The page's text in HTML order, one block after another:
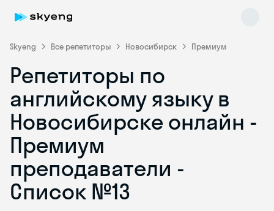
Skyeng Все репетиторы Новосибирск Премиум
Репетиторы по
английскому языку в
Новосибирске онлайн -
Премиум
преподаватели -
Список №13
Skyeng Chat
online